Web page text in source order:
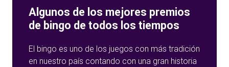
Algunos de los mejores premios
de bingo de todos los tiempos
El bingo es uno de los juegos con más tradición
en nuestro país contando con una gran historia